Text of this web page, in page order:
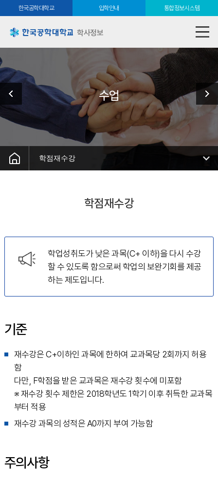
한국공학대학교 입학안내 통합정보시스템
학사정보
수업
학점재수강
학점재수강
학업성취도가 낮은 과목(C+ 이하)을 다시 수강
할 수 있도록 함으로써 학업의 보완기회를 제공
하는 제도입니다.
기준
재수강은 C+이하인 과목에 한하여 교과목당 2회까지 허용
함
다만, F학점을 받은 교과목은 재수강 횟수에 미포함
※ 재수강 횟수 제한은 2018학년도 1학기 이후 취득한 교과목
부터 적용
재수강 과목의 성적은 A0까지 부여 가능함
주의사항